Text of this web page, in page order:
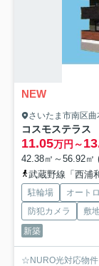
NEW
さいたま市南区曲
コスモステラス
11.05万円～
42.38㎡～56.92㎡
武蔵野線「西浦
駐輪場 オート
防犯カメラ
敷
新築
☆NURO光対応物